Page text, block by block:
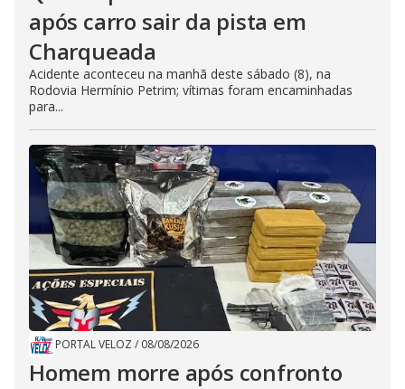
após carro sair da pista em
Charqueada
Acidente aconteceu na manhã deste sábado (8), na
Rodovia Hermínio Petrim; vítimas foram encaminhadas
para...
PORTAL VELOZ / 08/08/2026
Homem morre após confronto